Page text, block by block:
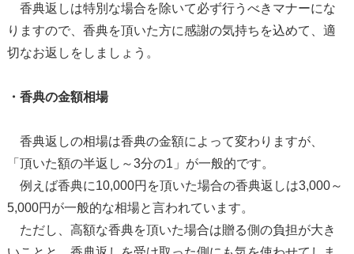
香典返しは特別な場合を除いて必ず行うべきマナーにな
りますので、香典を頂いた方に感謝の気持ちを込めて、適
切なお返しをしましょう。
・香典の金額相場
香典返しの相場は香典の金額によって変わりますが、
「頂いた額の半返し～3分の1」が一般的です。
例えば香典に10,000円を頂いた場合の香典返しは3,000～
5,000円が一般的な相場と言われています。
ただし、高額な香典を頂いた場合は贈る側の負担が大き